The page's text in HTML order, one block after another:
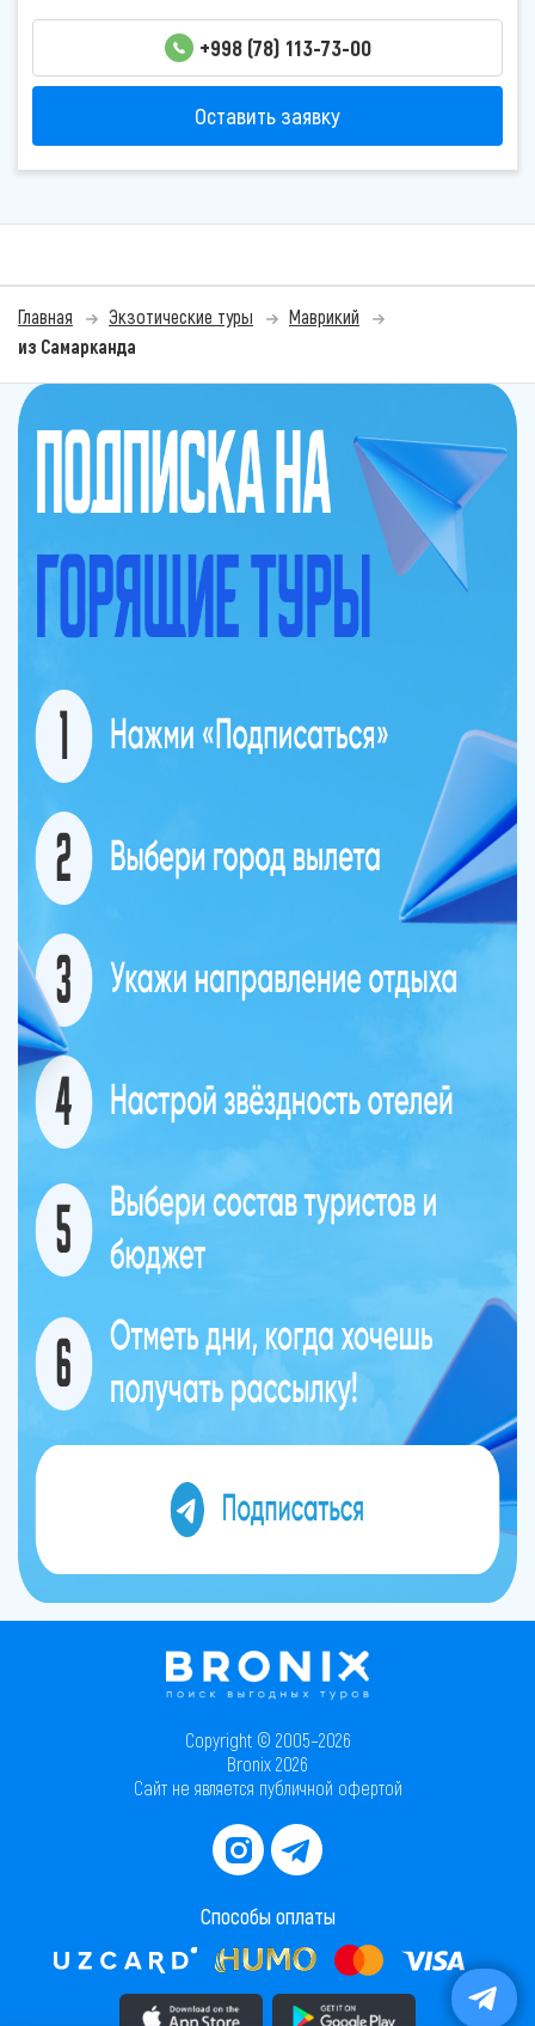
+998 (78) 113-73-00
Оставить заявку
Главная Экзотические туры
Маврикий
из Самарканда
Copyright © 2005–2026
Bronix 2026
Сайт не является публичной офертой
Способы оплаты
Скачать приложение в AppStore Скачать приложение в PlayMarket